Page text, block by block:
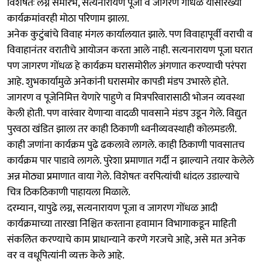
कार्यक्रमांवरही मोठा परिणाम झाला.
अनेक कुटुंबांचे विवाह मंगल कार्यालयात झाले. पण विवाहापूर्वी वराची व
विवाहानंतर वरातीचे आयोजन करता आले नाही. सत्यनारायण पूजा घरात
पण जागरण गोंधळ हे कार्यक्रम घरासमोरील अंगणात करण्याची परंपरा
आहे. शुभकार्यामुळे अनेकांनी घरासमोर कापडी मंडप उभारले होते.
जागरण व पूजेनिमित्त येणारे पाहुणे व मित्रपरिवारासाठी भोजन व्यवस्था
केली होती. पण वारंवार येणाऱ्या वादळी पावसाने मंडप उडून गेले. विद्युत
पुरवठा खंडित झाला तर काही ठिकाणी ध्वनीव्यवस्थाही कोलमडली.
काही जणांना कार्यक्रम पुढे ढकलावे लागले. काही ठिकाणी पावसातच
कार्यक्रम पार पाडावे लागले. पुरेशा प्रमाणात गर्दी न झाल्याने तयार केलेले
अन्न मोठ्या प्रमाणात वाया गेले. विशेषतः वरपित्यांची धांदल उडाल्याचे
चित्र ठिकठिकाणी पाहायला मिळाले.
दरम्यान, यापुढे लग्न, सत्यनारायण पूजा व जागरण गोंधळ आदी
कार्यक्रमाच्या तारखा निश्चित करताना हवामान विभागाकडून माहिती
संकलित करण्याचे काम प्राधान्याने करणे गरजचे आहे, असे मत अनेक
वर व वधूपित्यांनी व्यक्त केले आहे.